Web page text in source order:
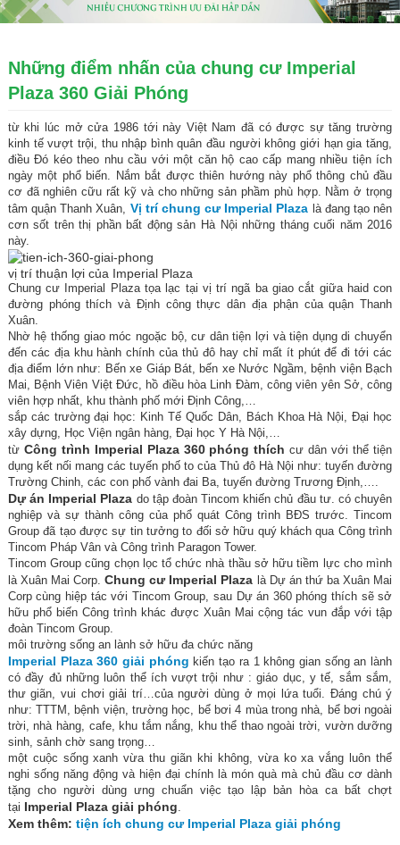
Những điểm nhấn của chung cư Imperial
Plaza 360 Giải Phóng
từ khi lúc mở cửa 1986 tới này Việt Nam đã có được sự tăng trường
kinh tế vượt trội, thu nhập bình quân đầu người không giới hạn gia tăng,
điều Đó kéo theo nhu cầu với một căn hộ cao cấp mang nhiều tiện ích
ngày một phổ biến. Nắm bắt được thiên hướng này phổ thông chủ đầu
cơ đã nghiên cữu rất kỹ và cho những sản phầm phù hợp. Nằm ở trọng
tâm quận Thanh Xuân, Vị tríchung cư Imperial Plaza là đang tạo nên
cơn sốt trên thị phần bất động sản Hà Nội những tháng cuối năm 2016
này.
vị trí thuận lợi của Imperial Plaza
Chung cư Imperial Plaza tọa lạc tại vị trí ngã ba giao cắt giữa haid con
đường phóng thích và Định công thực dân địa phận của quận Thanh
Xuân.
Nhờ hệ thống giao móc ngoặc bộ, cư dân tiện lợi và tiện dụng di chuyển
đến các địa khu hành chính của thủ đô hay chỉ mất ít phút để đi tới các
địa điểm lớn như: Bến xe Giáp Bát, bến xe Nước Ngầm, bệnh viện Bạch
Mai, Bệnh Viên Việt Đức, hồ điều hòa Linh Đàm, công viên yên Sở, công
viên hợp nhất, khu thành phố mới Định Công,…
sắp các trường đại học: Kinh Tế Quốc Dân, Bách Khoa Hà Nội, Đại học
xây dựng, Học Viện ngân hàng, Đại học Y Hà Nội,…
từ Công trình Imperial Plaza 360 phóng thích cư dân với thể tiện
dụng kết nối mang các tuyến phố to của Thủ đô Hà Nội như: tuyến đường
Trường Chinh, các con phố vành đai Ba, tuyến đường Trương Định,….
Dự án Imperial Plaza do tập đoàn Tincom khiến chủ đầu tư. có chuyên
nghiệp và sự thành công của phổ quát Công trình BĐS trước. Tincom
Group đã tạo được sự tin tưởng to đối sở hữu quý khách qua Công trình
Tincom Pháp Vân và Công trình Paragon Tower.
Tincom Group cũng chọn lọc tổ chức nhà thầu sở hữu tiềm lực cho mình
là Xuân Mai Corp.Chung cư Imperial Plaza là Dự án thứ ba Xuân Mai
Corp cùng hiệp tác với Tincom Group, sau Dự án 360 phóng thích sẽ sở
hữu phổ biến Công trình khác được Xuân Mai cộng tác vun đắp với tập
đoàn Tincom Group.
môi trường sống an lành sở hữu đa chức năng
Imperial Plaza 360 giải phóng kiến tạo ra 1 không gian sống an lành
có đầy đủ những luôn thể ích vượt trội như : giáo dục, y tế, sắm sắm,
thư giãn, vui chơi giải trí…của người dùng ở mọi lứa tuổi. Đáng chú ý
như: TTTM, bệnh viện, trường học, bể bơi 4 mùa trong nhà, bể bơi ngoài
trời, nhà hàng, cafe, khu tắm nắng, khu thể thao ngoài trời, vườn dưỡng
sinh, sảnh chờ sang trọng…
một cuộc sống xanh vừa thu giãn khi không, vừa ko xa vắng luôn thể
nghi sống năng động và hiện đại chính là món quà mà chủ đầu cơ dành
tặng cho người dùng ưng chuẩn việc tạo lập bản hòa ca bất chợt
tại Imperial Plaza giải phóng.
Xem thêm: tiện ích chung cư Imperial Plaza giải phóng